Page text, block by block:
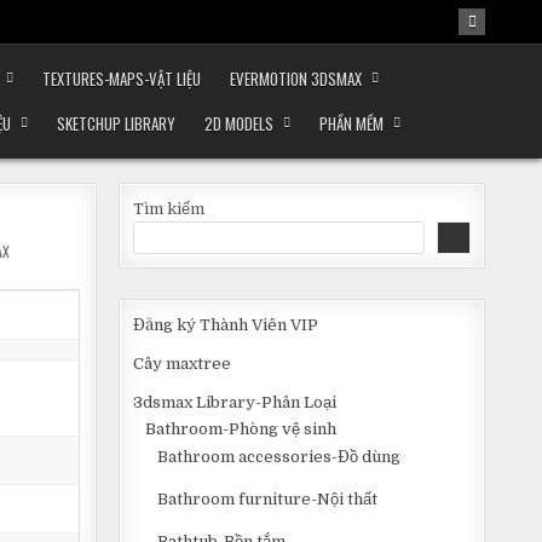
TEXTURES-MAPS-VẬT LIỆU
EVERMOTION 3DSMAX
SKETCHUP LIBRARY 2D MODELS PHẦN MỀM
Tìm kiếm
Đăng ký Thành Viên VIP
Cây maxtree
3dsmax Library-Phân Loại
Bathroom-Phòng vệ sinh
Bathroom accessories-Đồ dùng
Bathroom furniture-Nội thất